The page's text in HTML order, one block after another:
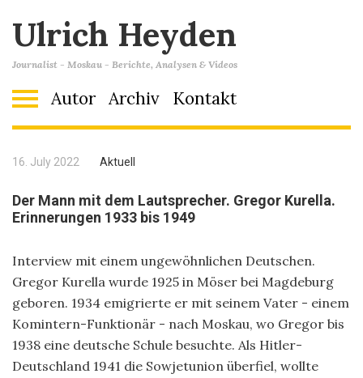
Ulrich Heyden
Journalist - Moskau - Berichte, Analysen & Videos
Autor Archiv Kontakt
16. July 2022 Aktuell
Der Mann mit dem Lautsprecher. Gregor Kurella.
Erinnerungen 1933 bis 1949
Interview mit einem ungewöhnlichen Deutschen.
Gregor Kurella wurde 1925 in Möser bei Magdeburg
geboren. 1934 emigrierte er mit seinem Vater - einem
Komintern-Funktionär - nach Moskau, wo Gregor bis
1938 eine deutsche Schule besuchte. Als Hitler-
Deutschland 1941 die Sowjetunion überfiel, wollte